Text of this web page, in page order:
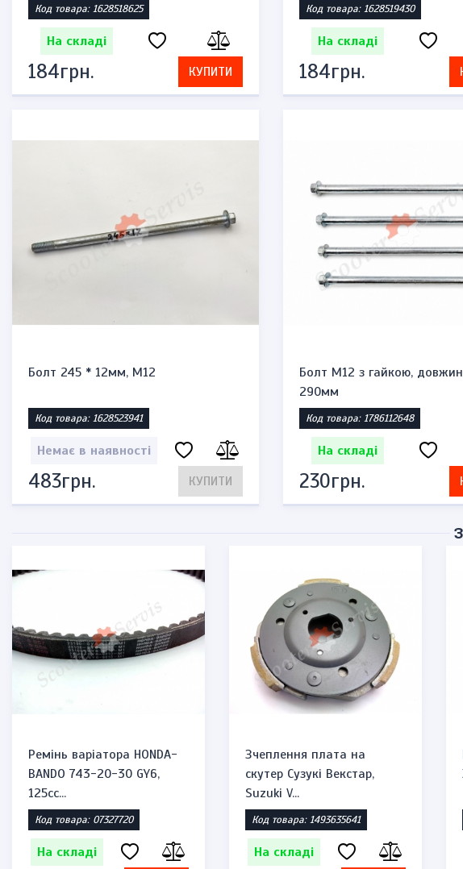
Код товара: 1628518625
На складі
184грн. КУПИТИ
Код товара: 1628519430
На складі
184грн.
Болт 245 * 12мм, М12
Код товара: 1628523941
Немає в наявності
483грн. КУПИТИ
Болт М12 з гайкою,
290мм
Код товара: 1786112648
На складі
230грн.
Ремінь варіатора HONDA-
BANDO 743-20-30 GY6,
125cc...
Код товара: 07327720
На складі
Зчеплення плата на
скутер Сузукі Векстар,
Suzuki V...
Код товара: 1493635641
На складі